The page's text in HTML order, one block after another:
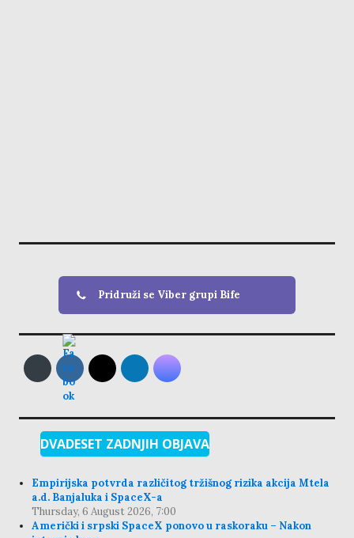
Pridruži se Viber grupi Bife
DVADESET ZADNJIH OBJAVA
Empirijska potvrda različitog tržišnog rizika akcija Mtela
a.d. Banjaluka i SpaceX-a
Thursday, 6 August 2026, 7:00
Američki i srpski SpaceX ponovo u raskoraku – Nakon